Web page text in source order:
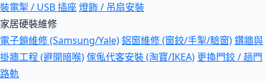
裝電掣 / USB 插座燈飾 / 吊扇安裝
家居硬裝維修
電子鎖維修 (Samsung/Yale)鋁窗維修 (窗鉸/手掣/驗窗)鑽牆與
掛牆工程 (避開暗喉)傢俬代客安裝 (淘寶/IKEA) 更換門鉸 / 趟門
路軌